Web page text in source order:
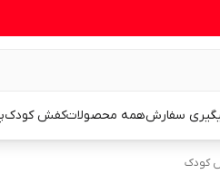
سفارشهمه محصولاتکفش کودک
کودک